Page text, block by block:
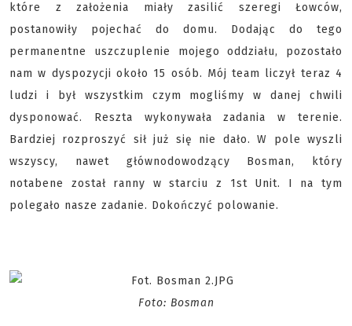
które z założenia miały zasilić szeregi Łowców,
postanowiły pojechać do domu. Dodając do tego
permanentne uszczuplenie mojego oddziału, pozostało
nam w dyspozycji około 15 osób. Mój team liczył teraz 4
ludzi i był wszystkim czym mogliśmy w danej chwili
dysponować. Reszta wykonywała zadania w terenie.
Bardziej rozproszyć sił już się nie dało. W pole wyszli
wszyscy, nawet głównodowodzący Bosman, który
notabene został ranny w starciu z 1st Unit. I na tym
polegało nasze zadanie. Dokończyć polowanie.
Foto: Bosman